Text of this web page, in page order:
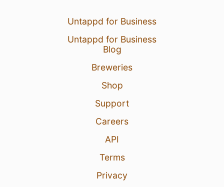
Untappd for Business
Untappd for Business
Blog
Breweries
Shop
Support
Careers
API
Terms
Privacy